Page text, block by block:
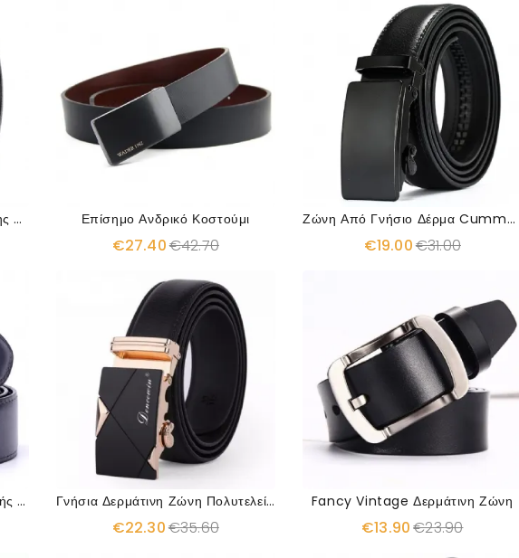
Επαγγελματική Ζώνη Αυτόματης Πόρπης Επίσημο Ανδρικό Κοστούμι
€27.40€42.70
Ζώνη Από Γνήσιο Δέρμα Cummerbunds
€19.00€31.00
Ζώνη Από Γνήσιο Δέρμα Υψηλής Ποιότητας Σχεδιαστή Γνήσια Δερμάτινη Ζώνη Πολυτελείας Cowskin
€22.30€35.60
Fancy Vintage Δερμάτινη Ζώνη
€13.90€23.90